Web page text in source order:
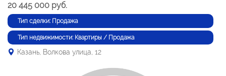
20 445 000 руб.
Тип сделки: Продажа
Тип недвижимости: Квартиры / Продажа
Казань, Волкова улица, 12